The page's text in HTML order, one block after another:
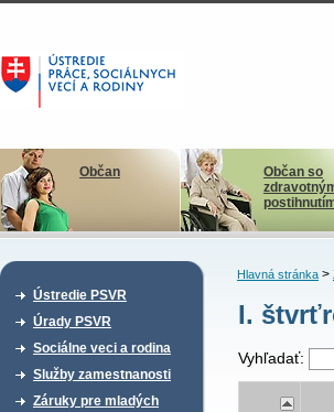
Občan
Občan so
Ústredie PSVR
Úrady PSVR
Sociálne veci a rodina
Služby zamestnanosti
Záruky pre mladých
Hlavná stránka>
I.
Vyhľadať: